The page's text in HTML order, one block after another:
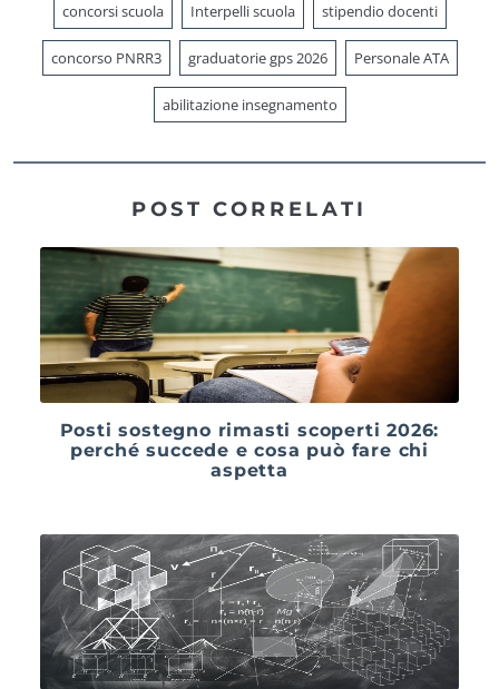
concorsi scuola Interpelli scuola stipendio docenti
concorso PNRR3 graduatorie gps 2026 Personale ATA
abilitazione insegnamento
POST CORRELATI
Posti sostegno rimasti scoperti 2026:
perché succede e cosa può fare chi
aspetta